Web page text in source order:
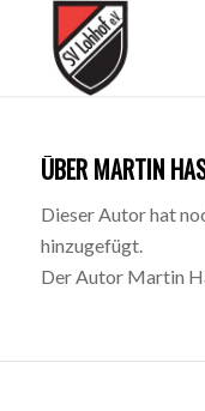
ÜBERMARTIN
Dieser Autor hat
hinzugefügt.
Der Autor Martin